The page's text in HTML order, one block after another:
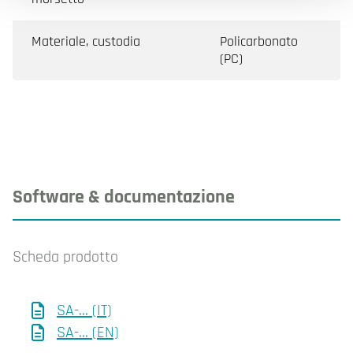
Materiale, custodia
Policarbonato
(PC)
Software & documentazione
Scheda prodotto
SA-... (IT)
SA-... (EN)